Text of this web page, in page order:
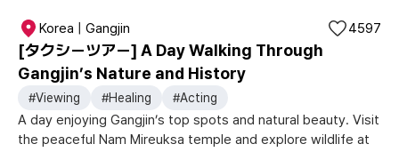
Korea | Gangjin
[タクシーツアー] A Day Walking Through
Gangjin’s Nature and History
4597
#Viewing #Healing #Acting
A day enjoying Gangjin’s top spots and natural beauty. Visit
the peaceful Nam Mireuksa temple and explore wildlife at